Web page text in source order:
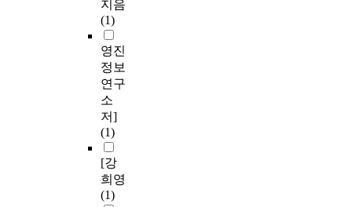
지음
(1)
영진
정보
연구
소
저]
(1)
[강
희영
(1)